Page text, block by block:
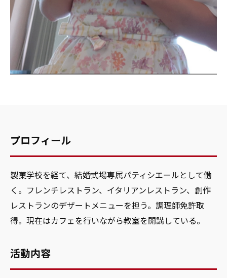
プロフィール
製菓学校を経て、結婚式場専属パティシエールとして働
く。フレンチレストラン、イタリアンレストラン、創作
レストランのデザートメニューを担う。調理師免許取
得。現在はカフェを行いながら教室を開講している。
活動内容